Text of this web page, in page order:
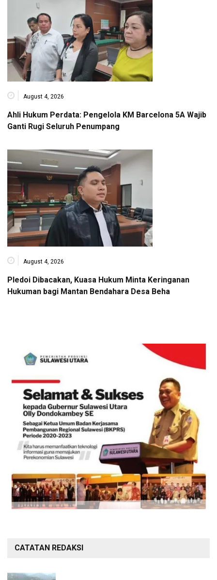
August 4, 2026
Ahli Hukum Perdata: Pengelola KM Barcelona 5A Wajib
Ganti Rugi Seluruh Penumpang
August 4, 2026
Pledoi Dibacakan, Kuasa Hukum Minta Keringanan
Hukuman bagi Mantan Bendahara Desa Beha
CATATAN REDAKSI